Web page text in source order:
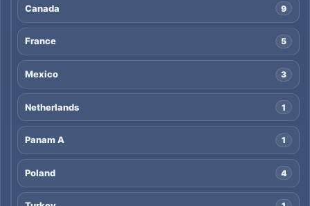
Canada 9
France 5
Mexico 3
Netherlands 1
Panam A 1
Poland 4